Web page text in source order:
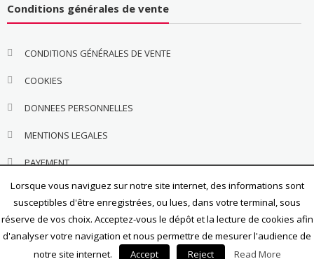
Conditions générales de vente
CONDITIONS GÉNÉRALES DE VENTE
COOKIES
DONNEES PERSONNELLES
MENTIONS LEGALES
PAYEMENT
Lorsque vous naviguez sur notre site internet, des informations sont
susceptibles d'être enregistrées, ou lues, dans votre terminal, sous
réserve de vos choix. Acceptez-vous le dépôt et la lecture de cookies afin
d'analyser votre navigation et nous permettre de mesurer l'audience de
notre site internet.
Accept Reject Read More